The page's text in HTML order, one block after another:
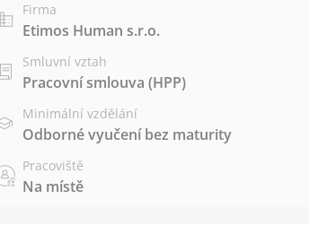
Firma
Etimos Human s.r.o.
Smluvní vztah
Pracovní smlouva (HPP)
Minimální vzdělání
Odborné vyučení bez maturity
Pracoviště
Na místě